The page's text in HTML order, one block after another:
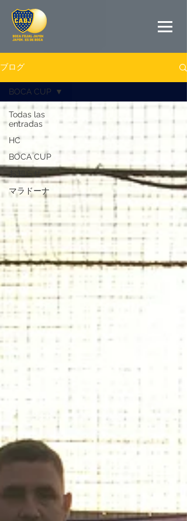
ブログ
Todas las
entradas
HC
BOCA CUP
お知らせ
マラドーナ
BOCA CUP